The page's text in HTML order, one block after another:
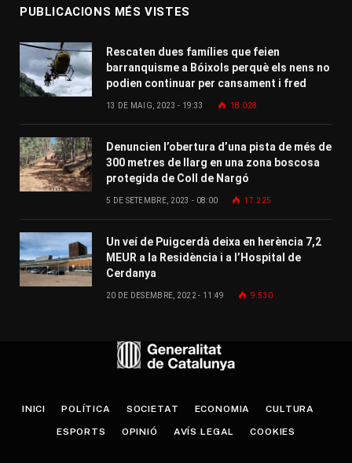
PUBLICACIONS MÉS VISTES
Rescaten dues famílies que feien
barranquisme a Bóixols perquè els nens no
podien continuar per cansament i fred
13 DE MAIG, 2023 - 19:33 18.028
Denuncien l’obertura d’una pista de més de
300 metres de llarg en una zona boscosa
protegida de Coll de Nargó
5 DE SETEMBRE, 2023 - 08:00 17.225
Un veí de Puigcerdà deixa en herència 7,2
MEUR a la Residència i a l’Hospital de
Cerdanya
20 DE DESEMBRE, 2022 - 11:49 9.530
INICI POLÍTICA SOCIETAT ECONOMIA CULTURA
ESPORTS OPINIÓ AVÍS LEGAL COOKIES